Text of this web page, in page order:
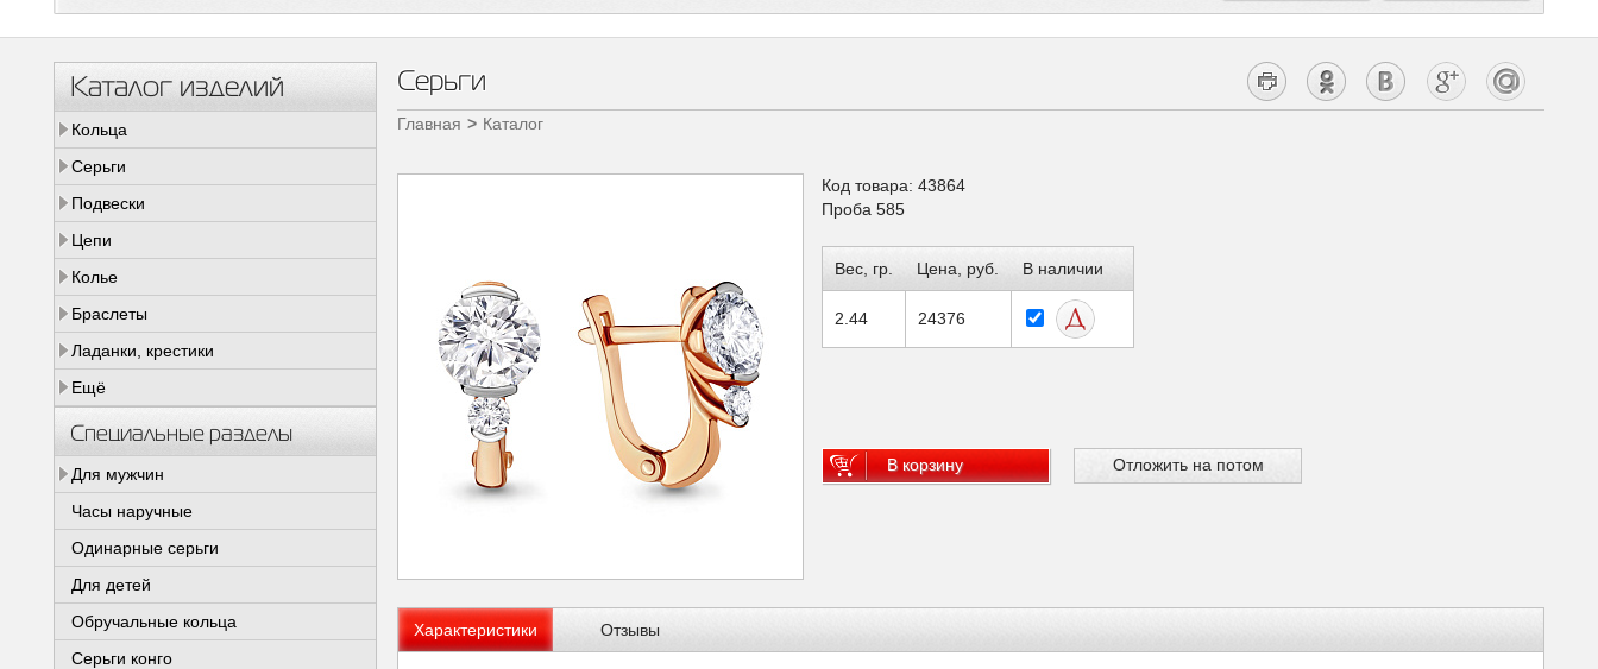
Каталог изделий
Кольца
Серьги
Подвески
Цепи
Колье
Браслеты
Ладанки, крестики
Ещё
Специальные разделы
Для мужчин
Часы наручные
Одинарные серьги
Для детей
Обручальные кольца
Серьги конго
Серьги
Главная Каталог
Код товара: 43864
Проба 585
Вес, гр. Цена, руб. В наличии
2.44 24376
В корзину Отложить на потом
Характеристики Отзывы